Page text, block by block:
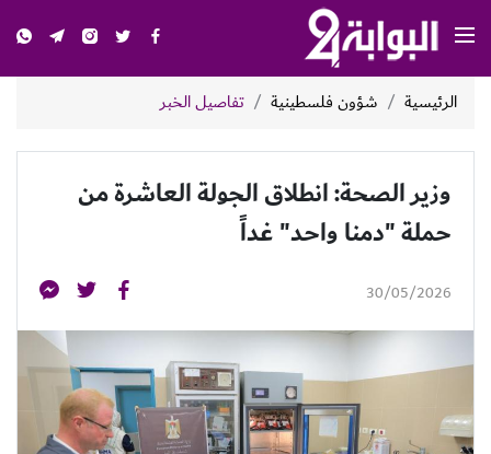
الرئيسية شؤون فلسطينية تفاصيل الخبر
وزير الصحة: انطلاق الجولة العاشرة من
حملة "دمنا واحد" غداً
30/05/2026